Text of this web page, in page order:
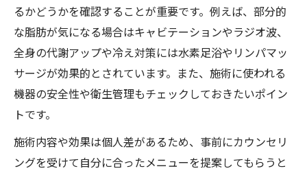
るかどうかを確認することが重要です。例えば、部分的
な脂肪が気になる場合はキャビテーションやラジオ波、
全身の代謝アップや冷え対策には水素足浴やリンパマッ
サージが効果的とされています。また、施術に使われる
機器の安全性や衛生管理もチェックしておきたいポイン
トです。
施術内容や効果は個人差があるため、事前にカウンセリ
ングを受けて自分に合ったメニューを提案してもらうと